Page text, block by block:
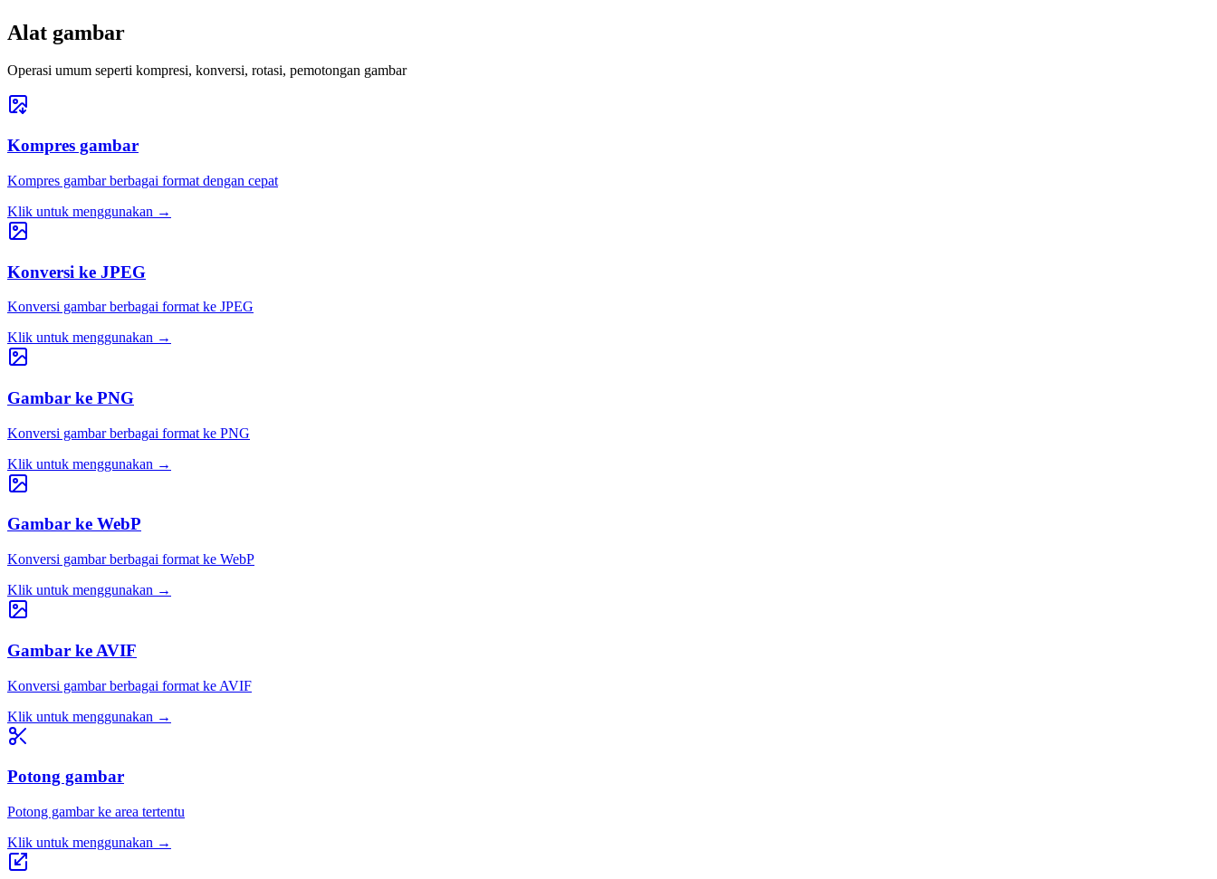
Alat gambar
Operasi umum seperti kompresi, konversi, rotasi, pemotongan gambar
Kompres gambar
Kompres gambar berbagai format dengan cepat
Klik untuk menggunakan →
Konversi ke JPEG
Konversi gambar berbagai format ke JPEG
Klik untuk menggunakan →
Gambar ke PNG
Konversi gambar berbagai format ke PNG
Klik untuk menggunakan →
Gambar ke WebP
Konversi gambar berbagai format ke WebP
Klik untuk menggunakan →
Gambar ke AVIF
Konversi gambar berbagai format ke AVIF
Klik untuk menggunakan →
Potong gambar
Potong gambar ke area tertentu
Klik untuk menggunakan →